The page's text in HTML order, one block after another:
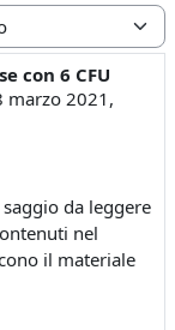
con 6 CFU
marzo 2021,
da leggere
nel
il materiale